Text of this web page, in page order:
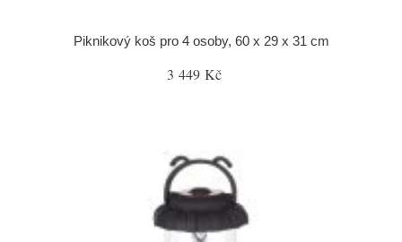
Piknikový koš pro 4 osoby, 60 x 29 x 31 cm
3 449 Kč